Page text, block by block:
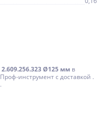
Ø125 мм в
инструмент с доставкой .